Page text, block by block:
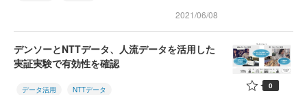
2021/06/08
デンソーとNTTデータ、人流データを活用した
実証実験で有効性を確認
データ活用 NTTデータ 0